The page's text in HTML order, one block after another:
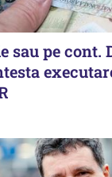
sau pe cont.